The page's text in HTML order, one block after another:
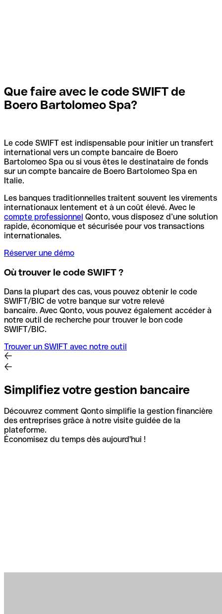
Que faire avec le code SWIFT de
Boero Bartolomeo Spa?
Le code SWIFT est indispensable pour initier un transfert
international vers un compte bancaire de Boero
Bartolomeo Spa ou si vous êtes le destinataire de fonds
sur un compte bancaire de Boero Bartolomeo Spa en
Italie.
Les banques traditionnelles traitent souvent les virements
internationaux lentement et à un coût élevé. Avec le
compte professionnel Qonto, vous disposez d’une solution
rapide, économique et sécurisée pour vos transactions
internationales.
Réserver une démo
Où trouver le code SWIFT ?
Dans la plupart des cas, vous pouvez obtenir le code
SWIFT/BIC de votre banque sur votre relevé
bancaire. Avec Qonto, vous pouvez également accéder à
notre outil de recherche pour trouver le bon code
SWIFT/BIC.
Trouver un SWIFT avec notre outil
Simplifiez votre gestion bancaire
Découvrez comment Qonto simplifie la gestion financière
des entreprises grâce à notre visite guidée de la
plateforme.
Économisez du temps dès aujourd'hui !